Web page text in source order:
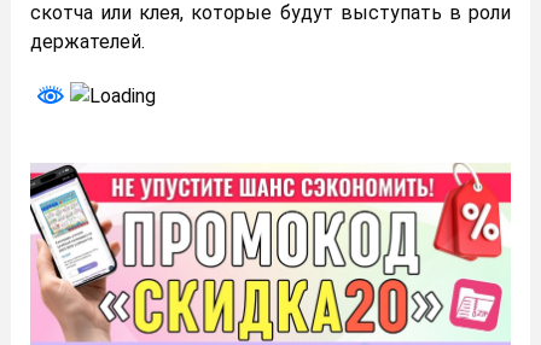
скотча или клея, которые будут выступать в роли
держателей.